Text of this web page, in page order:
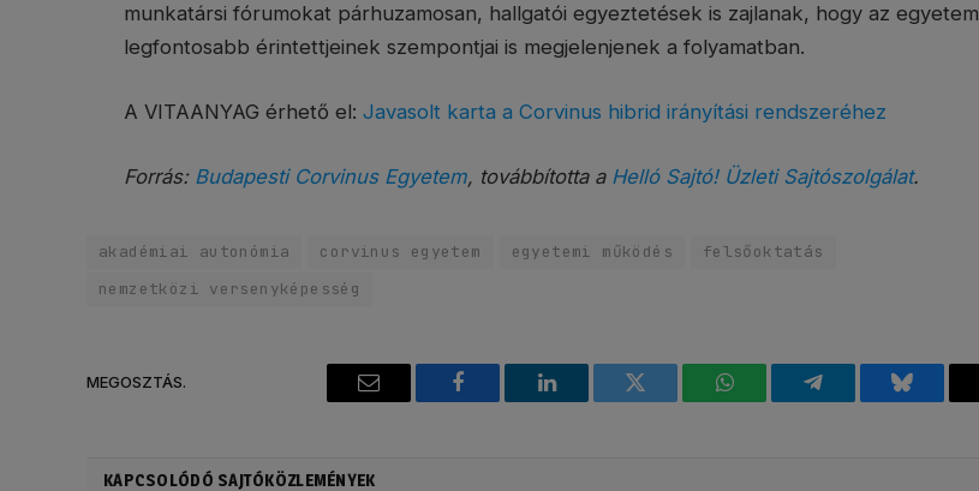
munkatársi fórumokat párhuzamosan, hallgatói egyeztetések is zajlanak, hogy az egyetem
legfontosabb érintettjeinek szempontjai is megjelenjenek a folyamatban.
A VITAANYAG érhető el: Javasolt karta a Corvinus hibrid irányítási rendszeréhez
Forrás: Budapesti Corvinus Egyetem, továbbította a Helló Sajtó! Üzleti Sajtószolgálat.
akadémiai autonómia corvinus egyetem egyetemi működés
felsőoktatás
nemzetközi versenyképesség
MEGOSZTÁS.
Email Facebook LinkedIn Twitter WhatsAppTelegram Bluesky
KAPCSOLÓDÓ SAJTÓKÖZLEMÉNYEK